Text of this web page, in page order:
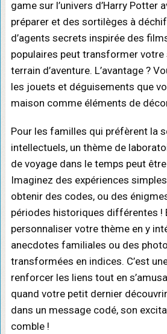
game sur l’univers d’Harry Potter
préparer et des sortilèges à
d’agents secrets inspirée des
populaires peut transformer votre
terrain d’aventure. L’avantage ?
les jouets et déguisements que
maison comme éléments de
Pour les familles qui préfèrent la
intellectuels, un thème de
de voyage dans le temps peut
Imaginez des expériences
obtenir des codes, ou des
périodes historiques différentes !
personnaliser votre thème en y
anecdotes familiales ou des
transformées en indices. C’est
renforcer les liens tout en
quand votre petit dernier
dans un message codé, son
comble !